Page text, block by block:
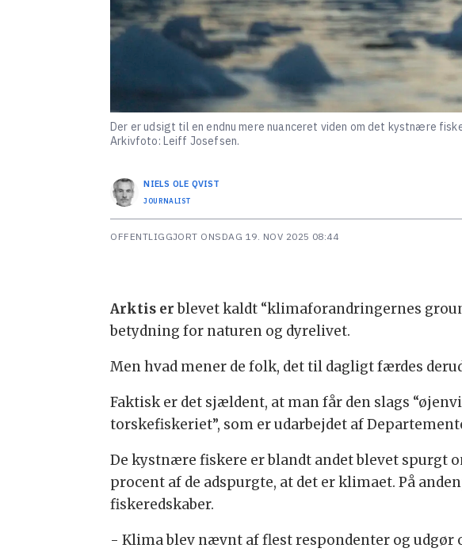
Der er udsigt til en endnu mere nuanceret viden om det kystnære
Arkivfoto: Leiff Josefsen.
NIELS OLE QVIST
JOURNALIST
OFFENTLIGGJORT ONSDAG 19. NOV 2025 08:44
Arktis erblevet kaldt “klimaforandringernes
betydning for naturen og dyrelivet.
Men hvad mener de folk, det til dagligt færdes
Faktisk er det sjældent, at man får den slags
torskefiskeriet”, som er udarbejdet af
De kystnære fiskere er blandt andet blevet spurgt
procent af de adspurgte, at det er klimaet. På
fiskeredskaber.
- Klima blev nævnt af flest respondenter og udgør